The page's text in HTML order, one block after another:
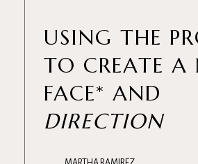
USING THE
TO CREATE A
FACE* AND
DIRECTION